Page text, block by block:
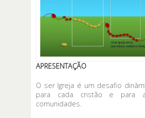
APRESENTAÇÃO
O ser Igreja é um desafio
para cada cristão e para
comunidades.